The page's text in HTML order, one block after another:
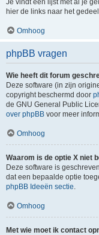
Je vindt een lijst met al je
hier de links naar het
Omhoog
phpBB vragen
Wie heeft dit forum
Deze software (in zijn
copyright beschermd door
de GNU General Public
over phpBB voor meer
Omhoog
Waarom is de optie X niet
Deze software is
dat een bepaalde optie
phpBB Ideeën sectie.
Omhoog
Met wie moet ik contact